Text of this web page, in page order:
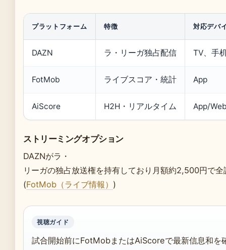
プラットフォーム 特徴 対応デバ
DAZN ラ・リーガ独占配信 TV、手
FotMob ライブスコア・統計 App
AiScore H2H・リアルタイム App/
ストリーミングオプション
DAZNがラ・
リーガの独占放送権を持有しており月額約2,500円で
(FotMob（ライブ情報） )
視聴ガイド
試合開始前にFotMobまたはAiScoreで最新信息和を